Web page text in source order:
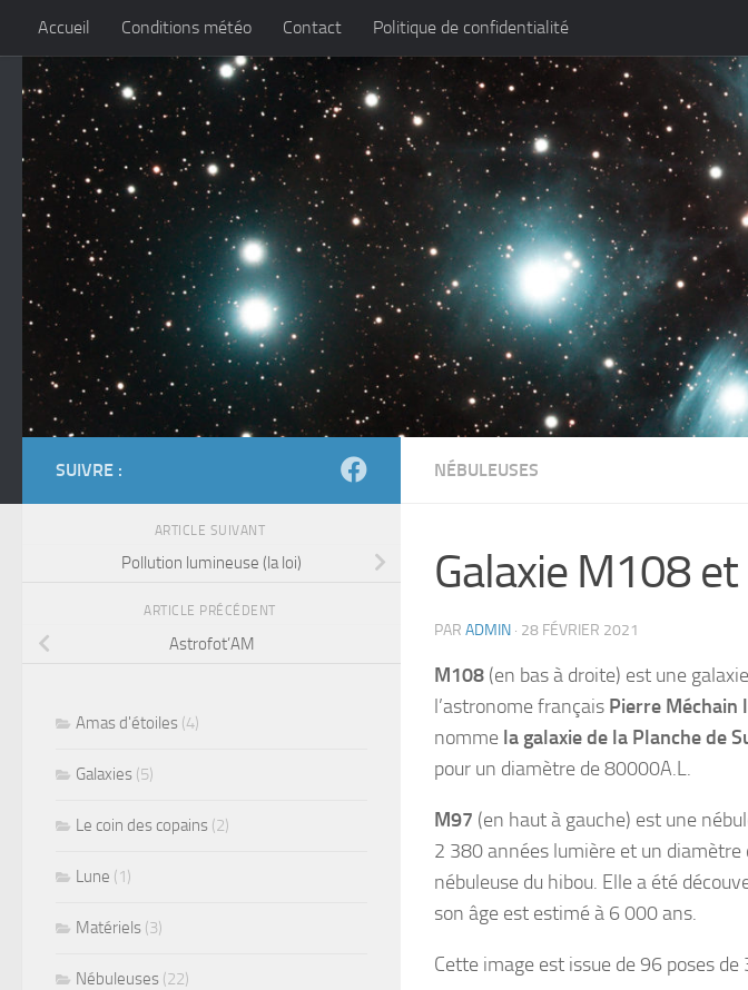
Skip to content
Accueil Conditions météo Contact Politique de confidentialité
NÉBULEUSES
Galaxie M108
PAR ADMIN · 28 FÉVRIER 2021
M108 (en bas à droite) est une
l’astronome français Pierre Méchain
nomme la galaxie de la Planche de
pour un diamètre de 80000A.L.
M97 (en haut à gauche) est une
2 380 années lumière et un diamètre
nébuleuse du hibou. Elle a été
son âge est estimé à 6 000 ans.
Cette image est issue de 96 poses
SUIVRE :
ARTICLE SUIVANT
Pollution lumineuse (la loi)
ARTICLE PRÉCÉDENT
Astrofot’AM
Amas d'étoiles (4)
Galaxies (5)
Le coin des copains (2)
Lune (1)
Matériels (3)
Nébuleuses (22)